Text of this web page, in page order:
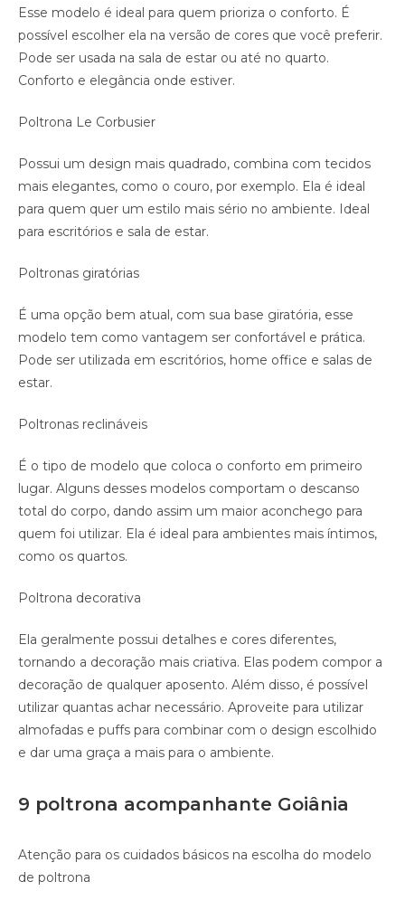
Esse modelo é ideal para quem prioriza o conforto. É
possível escolher ela na versão de cores que você preferir.
Pode ser usada na sala de estar ou até no quarto.
Conforto e elegância onde estiver.
Poltrona Le Corbusier
Possui um design mais quadrado, combina com tecidos
mais elegantes, como o couro, por exemplo. Ela é ideal
para quem quer um estilo mais sério no ambiente. Ideal
para escritórios e sala de estar.
Poltronas giratórias
É uma opção bem atual, com sua base giratória, esse
modelo tem como vantagem ser confortável e prática.
Pode ser utilizada em escritórios, home office e salas de
estar.
Poltronas reclináveis
É o tipo de modelo que coloca o conforto em primeiro
lugar. Alguns desses modelos comportam o descanso
total do corpo, dando assim um maior aconchego para
quem foi utilizar. Ela é ideal para ambientes mais íntimos,
como os quartos.
Poltrona decorativa
Ela geralmente possui detalhes e cores diferentes,
tornando a decoração mais criativa. Elas podem compor a
decoração de qualquer aposento. Além disso, é possível
utilizar quantas achar necessário. Aproveite para utilizar
almofadas e puffs para combinar com o design escolhido
e dar uma graça a mais para o ambiente.
9 poltrona acompanhante Goiânia
Atenção para os cuidados básicos na escolha do modelo
de poltrona